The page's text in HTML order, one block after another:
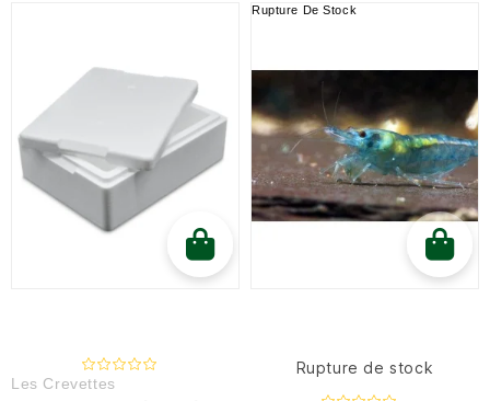
Les Crevettes
Rupture De Stock
Rupture de stock